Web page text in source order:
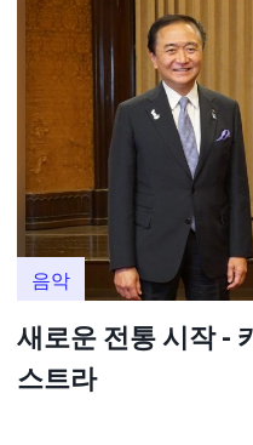
음악
새로운 전통 시작 -
스트라